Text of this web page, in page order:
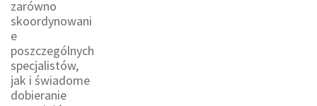
zarówno
skoordynowani
e
poszczególnych
specjalistów,
jak i świadome
dobieranie